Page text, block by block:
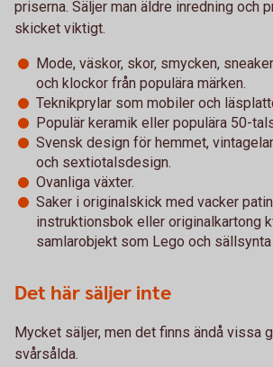
priserna. Säljer man äldre inredning och
skicket viktigt.
Mode, väskor, skor, smycken,
och klockor från populära märken.
Teknikprylar som mobiler och
Populär keramik eller populära 50-
Svensk design för hemmet,
och sextiotalsdesign.
Ovanliga växter.
Saker i originalskick med vacker
instruktionsbok eller originalkartong
samlarobjekt som Lego och
Det här säljer inte
Mycket säljer, men det finns ändå vissa
svårsålda.